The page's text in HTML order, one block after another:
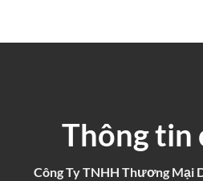
Thông tin
Công Ty TNHH Thương Mại